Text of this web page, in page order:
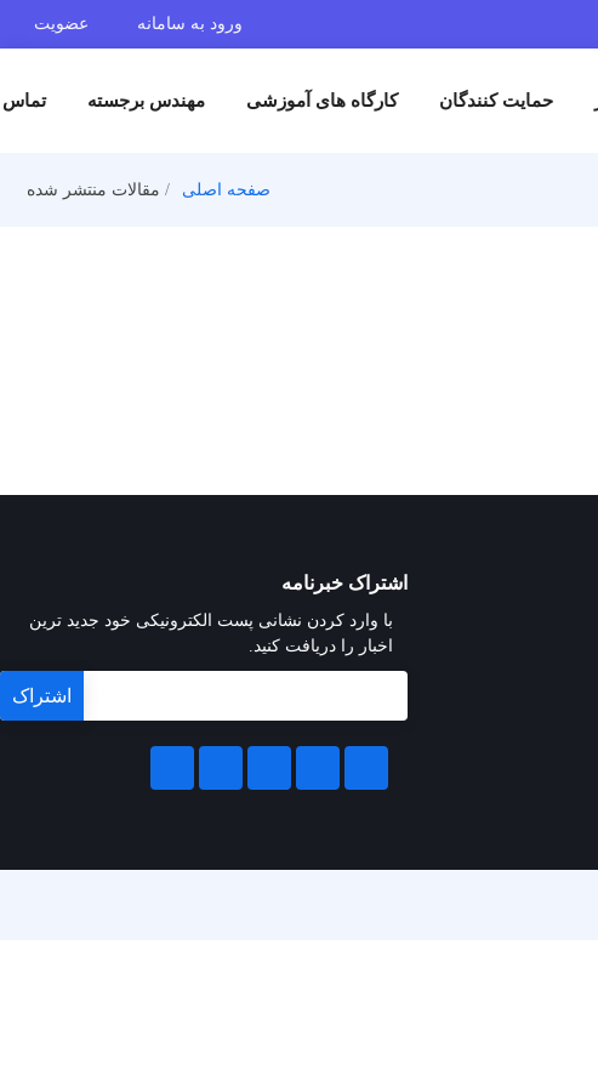
ورود به سامانه عضویت
حمایت کنندگان کارگاه های آموزشی مهندس برجسته تماس
صفحه اصلی مقالات منتشر شده
اشتراک خبرنامه
با وارد کردن نشانی پست الکترونیکی خود جدید ترین
اخبار را دریافت کنید.